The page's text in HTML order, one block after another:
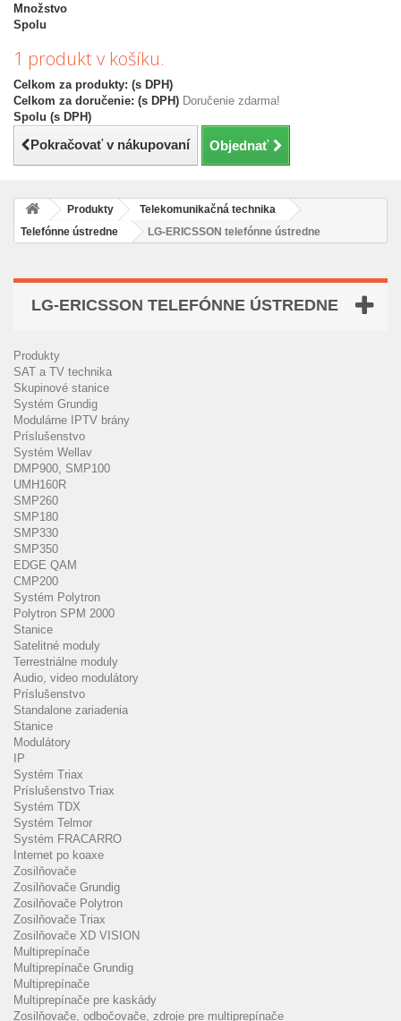
Množstvo
Spolu
1 produkt v košíku.
Celkom za produkty: (s DPH)
Celkom za doručenie: (s DPH) Doručenie zdarma!
Spolu (s DPH)
Pokračovať v nákupovaní Objednať
Produkty
Telekomunikačná technika
Telefónne ústredne
LG-ERICSSON telefónne ústredne
LG-ERICSSON TELEFÓNNE ÚSTREDNE
Produkty
SAT a TV technika
Skupinové stanice
Systém Grundig
Modulárne IPTV brány
Príslušenstvo
Systém Wellav
DMP900, SMP100
UMH160R
SMP260
SMP180
SMP330
SMP350
EDGE QAM
CMP200
Systém Polytron
Polytron SPM 2000
Stanice
Satelitné moduly
Terrestriálne moduly
Audio, video modulátory
Príslušenstvo
Standalone zariadenia
Stanice
Modulátory
IP
Systém Triax
Príslušenstvo Triax
Systém TDX
Systém Telmor
Systém FRACARRO
Internet po koaxe
Zosilňovače
Zosilňovače Grundig
Zosilňovače Polytron
Zosilňovače Triax
Zosilňovače XD VISION
Multiprepínače
Multiprepínače Grundig
Multiprepínače
Multiprepínače pre kaskády
Zosilňovače, odbočovače, zdroje pre multiprepínače